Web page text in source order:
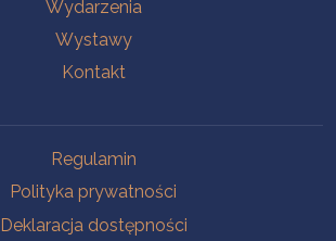
Wydarzenia
Wystawy
Kontakt
Regulamin
Polityka prywatności
Deklaracja dostępności